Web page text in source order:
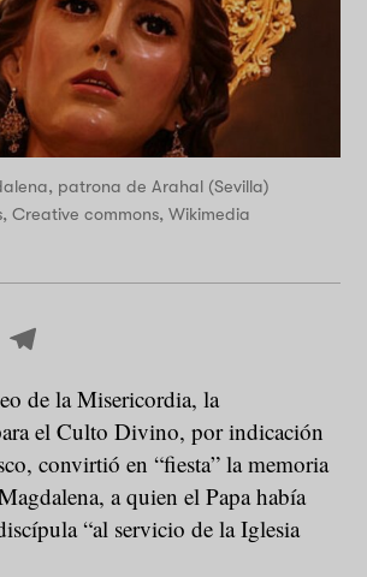
patrona de Arahal (Sevilla)
Creative commons, Wikimedia
WhatsApp
de la Misericordia, la
el Culto Divino, por indicación
convirtió en “fiesta” la memoria
a quien el Papa había
“al servicio de la Iglesia